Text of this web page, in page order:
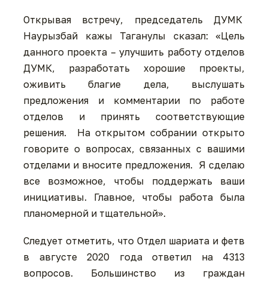
Открывая встречу, председатель ДУМК
Наурызбай кажы Таганулы сказал: «Цель
данного проекта – улучшить работу отделов
ДУМК, разработать хорошие проекты,
оживить благие дела, выслушать
предложения и комментарии по работе
отделов и принять соответствующие
решения. На открытом собрании открыто
говорите о вопросах, связанных с вашими
отделами и вносите предложения. Я сделаю
все возможное, чтобы поддержать ваши
инициативы. Главное, чтобы работа была
планомерной и тщательной».
Следует отметить, что Отдел шариата и фетв
в августе 2020 года ответил на 4313
вопросов. Большинство из граждан